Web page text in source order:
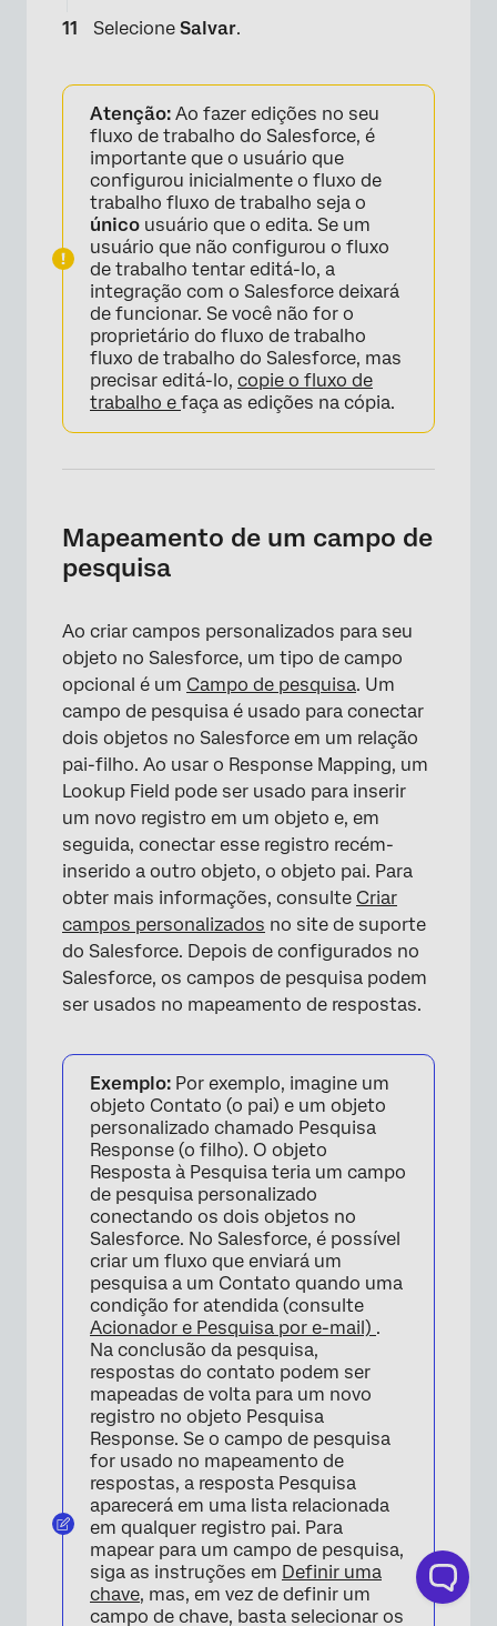
×
Selecione Salvar.
Atenção: Ao fazer edições no seu
fluxo de trabalho do Salesforce, é
importante que o usuário que
configurou inicialmente o fluxo de
trabalho fluxo de trabalho seja o
único usuário que o edita. Se um
usuário que não configurou o fluxo
de trabalho tentar editá-lo, a
integração com o Salesforce deixará
de funcionar. Se você não for o
proprietário do fluxo de trabalho
fluxo de trabalho do Salesforce, mas
precisar editá-lo, copie o fluxo de
trabalho e faça as edições na cópia.
Mapeamento de um campo de
pesquisa
Ao criar campos personalizados para seu
objeto no Salesforce, um tipo de campo
opcional é um Campo de pesquisa. Um
campo de pesquisa é usado para conectar
dois objetos no Salesforce em um relação
pai-filho. Ao usar o Response Mapping, um
Lookup Field pode ser usado para inserir
um novo registro em um objeto e, em
seguida, conectar esse registro recém-
inserido a outro objeto, o objeto pai. Para
obter mais informações, consulte Criar
campos personalizados no site de suporte
do Salesforce. Depois de configurados no
Salesforce, os campos de pesquisa podem
ser usados no mapeamento de respostas.
Exemplo: Por exemplo, imagine um
objeto Contato (o pai) e um objeto
personalizado chamado Pesquisa
Response (o filho). O objeto
Resposta à Pesquisa teria um campo
de pesquisa personalizado
conectando os dois objetos no
Salesforce. No Salesforce, é possível
criar um fluxo que enviará um
pesquisa a um Contato quando uma
condição for atendida (consulte
Acionador e Pesquisa por e-mail) .
Na conclusão da pesquisa,
respostas do contato podem ser
mapeadas de volta para um novo
registro no objeto Pesquisa
Response. Se o campo de pesquisa
for usado no mapeamento de
respostas, a resposta Pesquisa
aparecerá em uma lista relacionada
em qualquer registro pai. Para
mapear para um campo de pesquisa,
siga as instruções em Definir uma
chave, mas, em vez de definir um
campo de chave, basta selecionar os